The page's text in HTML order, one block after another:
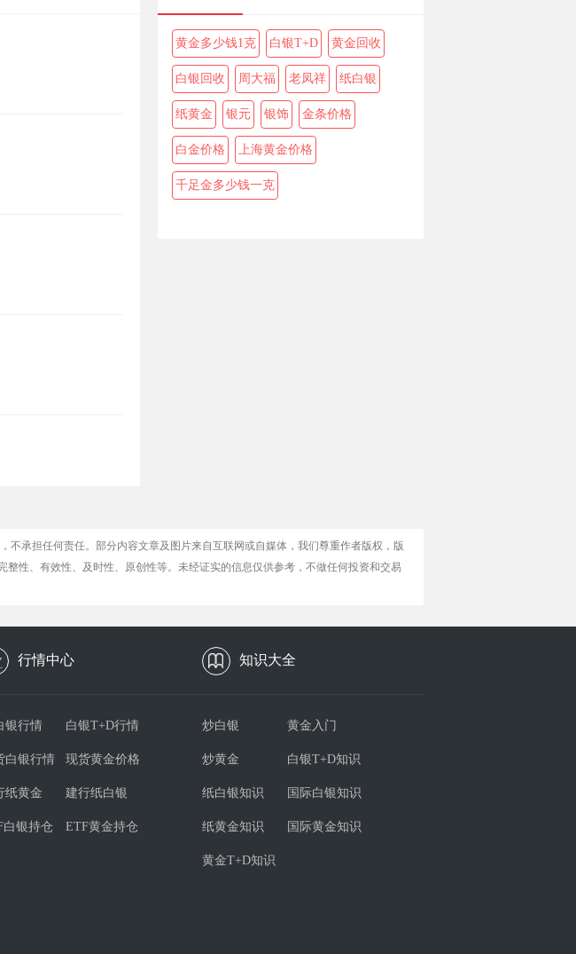
黄金多少钱1克 白银T+D 黄金回收
白银回收 周大福 老凤祥 纸白银
纸黄金 银元 银饰 金条价格
白金价格 上海黄金价格
千足金多少钱一克
承担任何责任。部分内容文章及图片来自互联网或自媒体，我们尊重作者版权，版
性、有效性、及时性、原创性等。未经证实的信息仅供参考，不做任何投资和交易
行情中心 知识大全
银行情 白银T+D行情
白银行情 现货黄金价格
纸黄金 建行纸白银
白银持仓 ETF黄金持仓
炒白银 黄金入门
炒黄金 白银T+D知识
纸白银知识 国际白银知识
纸黄金知识 国际黄金知识
黄金T+D知识